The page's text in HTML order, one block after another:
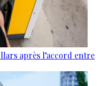
après l’accord entre